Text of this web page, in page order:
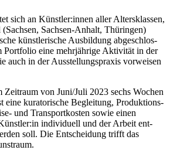
sich an Künstler:innen aller Altersklassen,
Sachsen-Anhalt, Thüringen)
künst­le­ri­sche Ausbildung abge­schlos­
Portfolio eine mehr­jäh­ri­ge Aktivität in der
auch in der Ausstellungspraxis vor­wei­sen
von Juni/Juli 2023 sechs Wochen
eine kura­to­ri­sche Begleitung, Produktions-
und Transportkosten sowie einen
indi­vi­du­ell und der Arbeit ent­
soll. Die Entscheidung trifft das